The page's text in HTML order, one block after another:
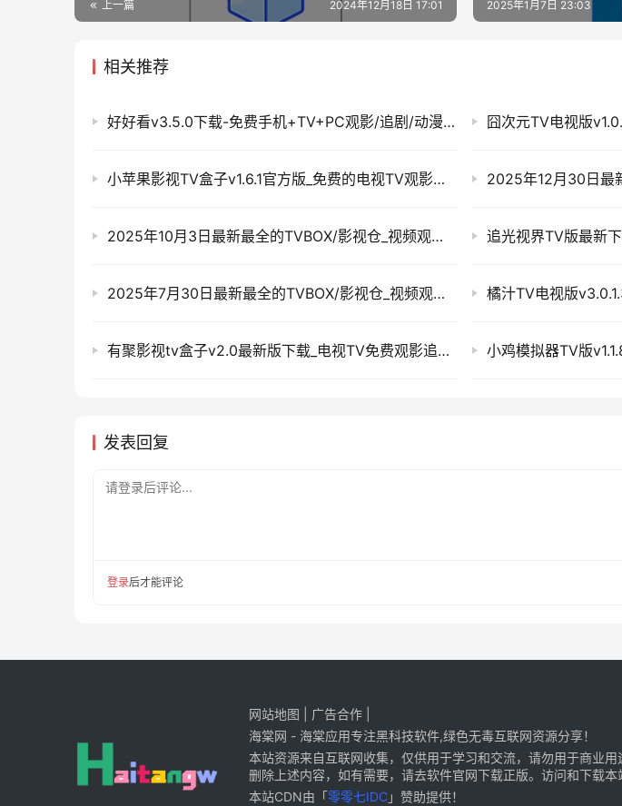
上一篇 2024年12月18日 17:01 2025年1月7日 23:03
相关推荐
好好看v3.5.0下载-免费手机+TV+PC观影/追剧/动漫/短剧app
小苹果影视TV盒子v1.6.1官方版_免费的电视TV观影盒子软件
2025年10月3日最新最全的TVBOX/影视仓_视频观影接口+直播接口配置地址分享 追光视界TV版最新
2025年7月30日最新最全的TVBOX/影视仓_视频观影接口+直播接口配置地址分享 橘汁TV电视版
有聚影视tv盒子v2.0最新版下载_电视TV免费观影追剧软件 小鸡模拟器TV版
发表回复
请登录后评论...
登录后才能评论
网站地图 广告合作
海棠网 - 海棠应用专注黑科技软件,绿色无毒互联网资源分享！
本站资源来自互联网收集，仅供用于学习和交流，请勿用于商业
删除上述内容，如有需要，请去软件官网下载正版。访问和下载本
本站CDN由「零零七IDC 」赞助提供！